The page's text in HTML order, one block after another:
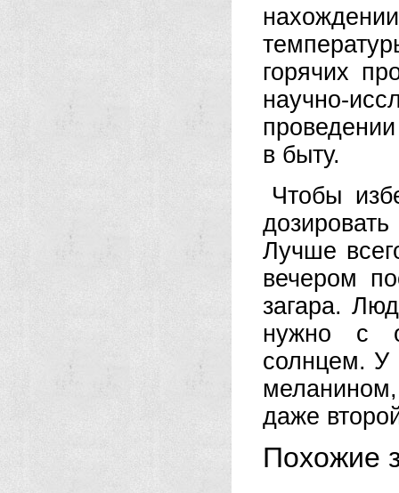
горячих
научно-
в быту.
Чтобы
Лучше
вечером
загара.
нужно с
солнцем. У
даже
Похожие